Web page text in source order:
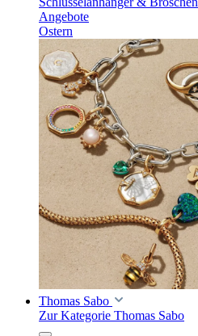
Angebote
Ostern
Thomas Sabo
Zur Kategorie Thomas Sabo